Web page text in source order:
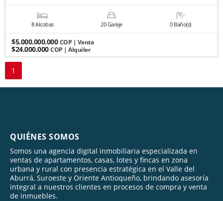
8 Alcobas 20 Garaje 0 Baño(s)
$5.000.000.000COP | Venta
$24.000.000COP | Alquiler
1
QUIÉNES SOMOS
Somos una agencia digital inmobiliaria especializada en
ventas de apartamentos, casas, lotes y fincas en zona
urbana y rural con presencia estratégica en el Valle del
Aburrá, Suroeste y Oriente Antioqueño, brindando asesoría
integral a nuestros clientes en procesos de compra y venta
de inmuebles.